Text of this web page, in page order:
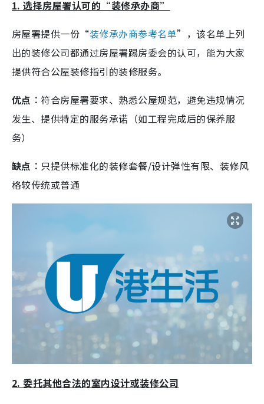
1. 选择房屋署认可的“装修承办商”
房屋署提供一份“装修承办商参考名单”，该名单上列
出的装修公司都通过房屋署踢房委会的认可，能为大家
提供符合公屋装修指引的装修服务。
优点︰ 符合房屋署要求、熟悉公屋规范，避免违规情况
发生、提供特定的服务承诺（如工程完成后的保养服
务）
缺点︰ 只提供标准化的装修套餐/设计弹性有限、装修风
格较传统或普通
2. 委托其他合法的室内设计或装修公司